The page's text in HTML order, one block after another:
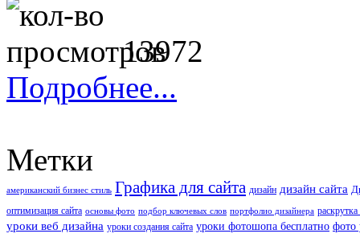
13972
Подробнее...
Метки
американский бизнес стиль Графика для сайта дизайн дизайн сайта
оптимизация сайта основы фото подбор ключевых слов портфолио дизайнера раскрутка
уроки веб дизайна уроки создания сайта уроки фотошопа бесплатно фото